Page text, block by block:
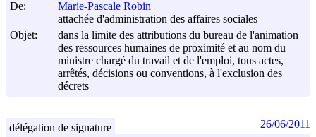
De:
Marie-Pascale Robin
attachée d'administration des affaires sociales
Objet:
dans la limite des attributions du bureau de l'animation
des ressources humaines de proximité et au nom du
ministre chargé du travail et de l'emploi, tous actes,
arrêtés, décisions ou conventions, à l'exclusion des
décrets
délégation de signature 26/06/2011